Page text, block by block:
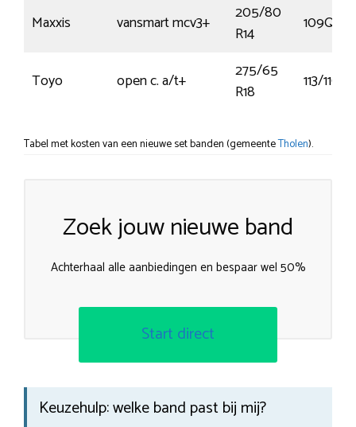
Maxxis vansmart mcv3+
205/80
R14
109Q
Toyo open c. a/t+
275/65
R18
113/110S
Tabel met kosten van een nieuwe set banden (gemeenteTholen).
Zoek jouw nieuwe band
Achterhaal alle aanbiedingen en bespaar wel 50%
Start direct
Keuzehulp: welke band past bij mij?